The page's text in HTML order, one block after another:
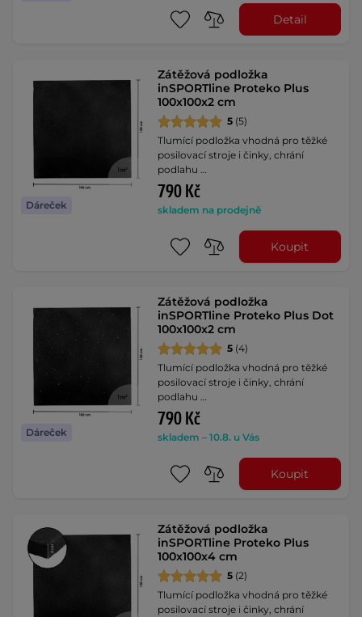
Detail
Dáreček
Zátěžová podložka
inSPORTline Proteko Plus
100x100x2 cm
5 (5)
Tlumící podložka vhodná pro těžké
posilovací stroje i činky, chrání
podlahu …
790 Kč
skladem na prodejně
Koupit
Dáreček
Zátěžová podložka
inSPORTline Proteko Plus Dot
100x100x2 cm
5 (4)
Tlumící podložka vhodná pro těžké
posilovací stroje i činky, chrání
podlahu …
790 Kč
skladem – 10.8. u Vás
Koupit
Zátěžová podložka
inSPORTline Proteko Plus
100x100x4 cm
5 (2)
Tlumící podložka vhodná pro těžké
posilovací stroje i činky, chrání